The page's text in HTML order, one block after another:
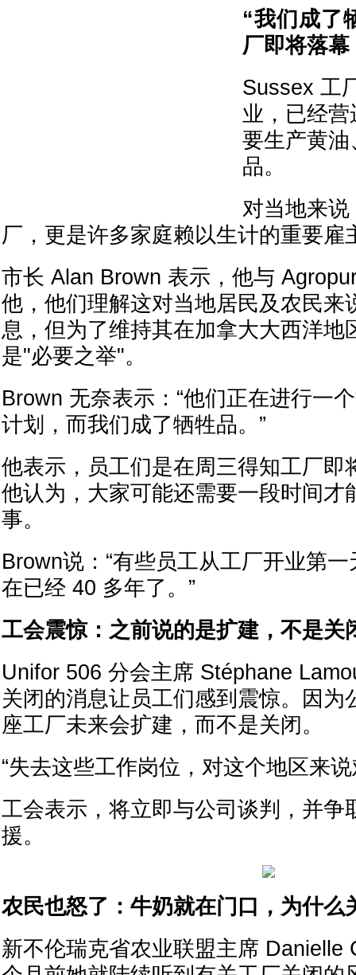
“我们成了
厂即将落幕
Sussex 工
业，已经
要生产黄
品。
对当地来
厂，更是许多家庭赖以生计的重要雇
市长 Alan Brown 表示，他与
他，他们理解这对当地居民及农民来
息，但为了维持其在加拿大大西洋地
是"必要之举"。
Brown 无奈表示：“他们正在进行一
计划，而我们成了牺牲品。”
他表示，员工们是在周三得知工厂即
他认为，大家可能还需要一段时间才
事。
Brown说：“有些员工从工厂开业第
在已经 40 多年了。”
工会震惊：之前说的是扩建，不是关
Unifor 506 分会主席 Stéphane
关闭的消息让员工们感到震惊。因为
座工厂未来会扩建，而不是关闭。
“失去这些工作岗位，对这个地区来
工会表示，将立即与公司谈判，并争
援。
农民也怒了：牛奶就在门口，为什么
新不伦瑞克省农业联盟主席 Danielle